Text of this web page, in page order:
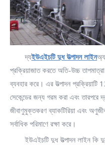
দ্যইউএইচটি দুধ উত্পাদন লাইন
প্রক্রিয়াজাত করতে অতি-উচ্চ
ব্যবহার করে। এর উত্পাদন
সেকেন্ডের জন্য গরম করা এবং তারপরে
জীবাণুমুক্তকরণ ব্যাকটিরিয়া এবং
সর্বাধিক পরিমাণে রক্ষা করে।
ইউএইচটি দুধ উত্পাদন লাইন কি